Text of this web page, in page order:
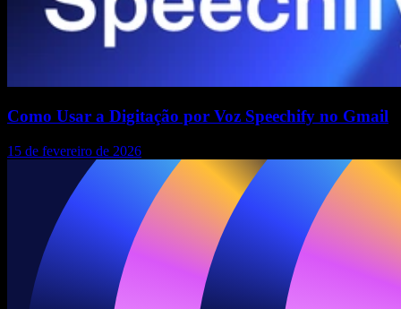
Como Usar a Digitação por Voz Speechify no Gmail
15 de fevereiro de 2026